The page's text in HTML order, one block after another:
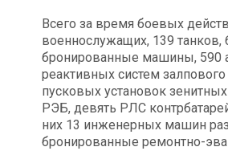
Всего за время боевых
военнослужащих, 139
бронированные машины, 590
реактивных систем
пусковых установок
РЭБ, девять РЛС
них 13 инженерных машин
бронированные ремонтно-